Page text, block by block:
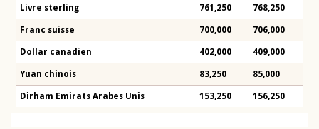
Livre sterling 761,250 768,250
Franc suisse 700,000 706,000
Dollar canadien 402,000 409,000
Yuan chinois 83,250 85,000
Dirham Emirats Arabes Unis 153,250 156,250